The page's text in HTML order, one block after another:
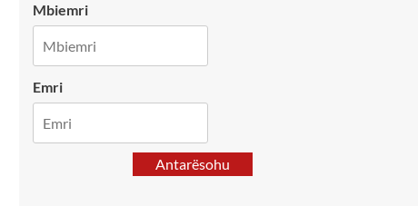
Mbiemri
Emri
Antarësohu